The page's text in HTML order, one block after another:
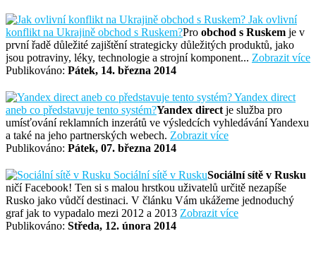
Jak ovlivní
konflikt na Ukrajině obchod s Ruskem?Pro obchod s Ruskem je v
první řadě důležité zajištění strategicky důležitých produktů, jako
jsou potraviny, léky, technologie a strojní komponent... Zobrazit více
Publikováno: Pátek, 14. března 2014
Yandex direct
aneb co představuje tento systém?Yandex direct je služba pro
umísťování reklamních inzerátů ve výsledcích vyhledávání Yandexu
a také na jeho partnerských webech. Zobrazit více
Publikováno: Pátek, 07. března 2014
Sociální sítě v RuskuSociální sítě v Rusku
ničí Facebook! Ten si s malou hrstkou uživatelů určitě nezapíše
Rusko jako vůdčí destinaci. V článku Vám ukážeme jednoduchý
graf jak to vypadalo mezi 2012 a 2013 Zobrazit více
Publikováno: Středa, 12. února 2014